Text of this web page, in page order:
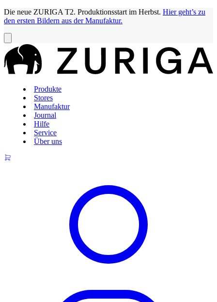
Die neue ZURIGA T2. Produktionsstart im Herbst. Hier geht’s zu
den ersten Bildern aus der Manufaktur.
Produkte
Stores
Manufaktur
Journal
Hilfe
Service
Über uns